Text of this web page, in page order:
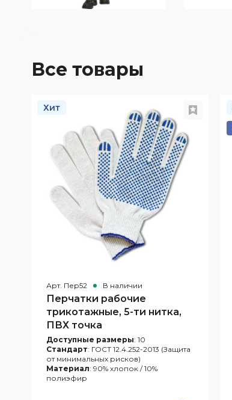
Все товары
Хит
Арт. Пер52 В наличии
Перчатки рабочие
трикотажные, 5-ти нитка,
ПВХ точка
Доступные размеры: 10
Стандарт: ГОСТ 12.4.252-2013 (Защита
от минимальных рисков)
Материал: 90% хлопок / 10%
полиэфир